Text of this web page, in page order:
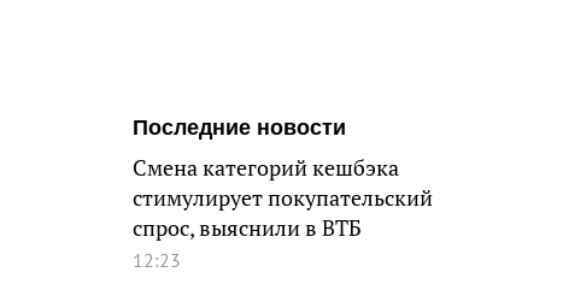
Последние новости
Смена категорий кешбэка
стимулирует покупательский
спрос, выяснили в ВТБ
12:23